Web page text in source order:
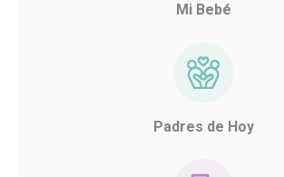
Mi Bebé
Padres de Hoy